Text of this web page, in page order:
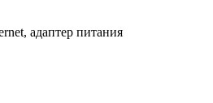
адаптер питания